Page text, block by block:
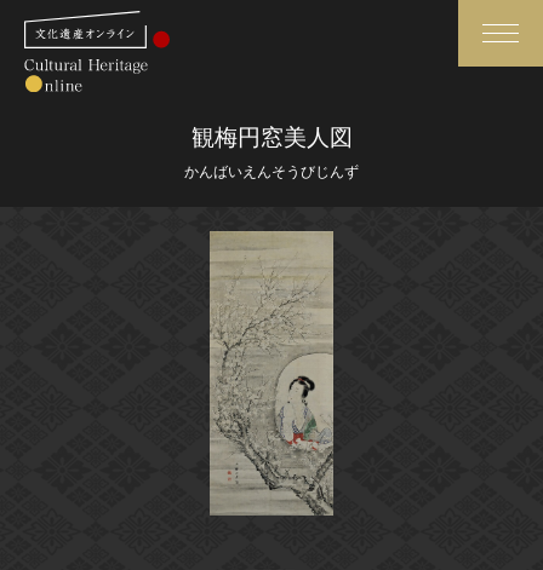
さらに詳細検索
媒体資料・関連記事等
博物館、美術館の皆さまへ
文化庁よりご挨拶
今月のみどころ
お知らせ一覧
観梅円窓美人図
かんばいえんそうびじんず